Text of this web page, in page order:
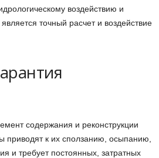
воздействию и
точный расчет и воздействие
содержания и реконструкции
приводят к их сползанию, осыпанию,
и требует постоянных, затратных